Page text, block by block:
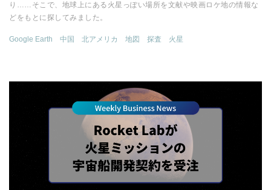
り……そこで、地球上にある火星っぽい場所を文献や映画ロケ地の情報な
どをもとに探してみました。
Google Earth 中国 北アメリカ 地図 探査 火星